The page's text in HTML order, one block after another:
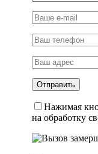
Нажимая
на обработку